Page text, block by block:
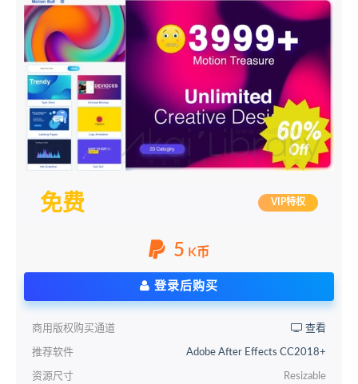
免费 VIP特权
5 K币
登录后购买
商用版权购买通道 查看
推荐软件 Adobe After Effects CC2018+
资源尺寸 Resizable